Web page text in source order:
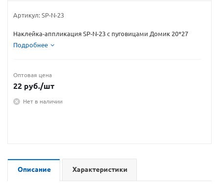
Артикул: SP-N-23
Наклейка-аппликация SP-N-23 с пуговицами Домик 20*27
Подробнее
Оптовая цена
22 руб./шт
Нет в наличии
Описание Характеристики